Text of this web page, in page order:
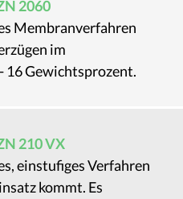
2060
Membranverfahren
im
16 Gewichtsprozent.
210 VX
einstufiges Verfahren
kommt. Es